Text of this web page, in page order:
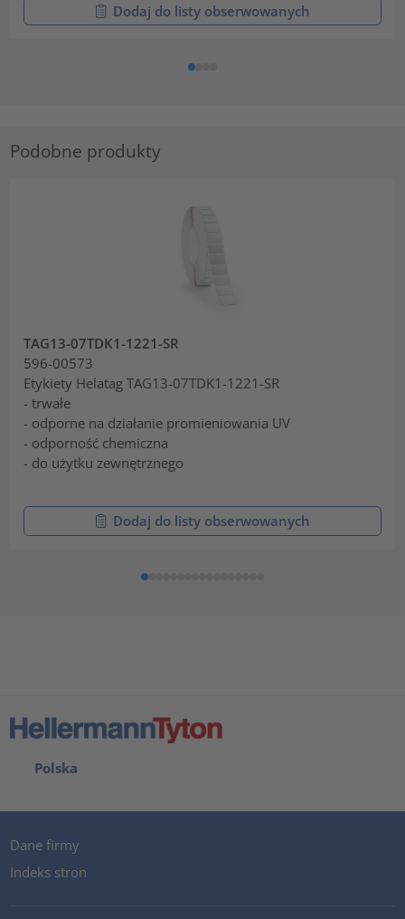
Dodaj do listy obserwowanych
Podobne produkty
TAG13-07TDK1-1221-SR
596-00573
Etykiety Helatag TAG13-07TDK1-1221-SR
- trwałe
- odporne na działanie promieniowania UV
- odporność chemiczna
- do użytku zewnętrznego
Dodaj do listy obserwowanych
Polska
Dane firmy
Indeks stron